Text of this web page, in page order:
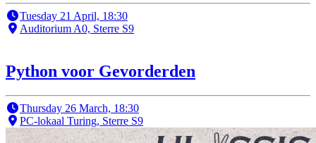
Tuesday 21 April, 18:30
Auditorium A0, Sterre S9
Python voor Gevorderden
Thursday 26 March, 18:30
PC-lokaal Turing, Sterre S9